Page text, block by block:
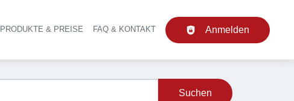
Haupt-Navigation
PRODUKTE & PREISE FAQ & KONTAKT Anmelden
Suchen